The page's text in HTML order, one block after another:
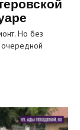
Но без